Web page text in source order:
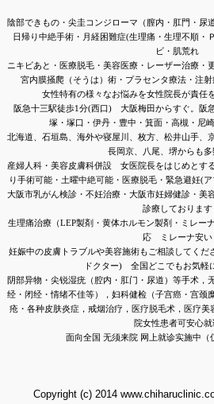
陰部できもの・尖圭コンジローマ（膣内・肛門・尿
日帰り中絶手術・月経困難症(生理痛・生理不順・
ビ・肌荒れ
ニキビあと・医療脱毛・美容医療・レーザー治療・
宮内膜掻爬（そうは）術・ プラセンタ療法・注
女性特有の様々なお悩みを女性院長が責任
阪急十三駅徒歩1分(西口) 大阪梅田からすぐ。阪
塚・塚口・伊丹・豊中・箕面・高槻・尼
北海道、石垣島、海外や寝屋川、枚方、松井山手、
長岡京、八尾、堺からも多
産婦人科・美容皮膚科併設 女医院長をはじめとす
り手術可能・土曜中絶可能・医療脱毛・緊急避妊(
大阪市乳がん検診・不妊治療・大阪市妊婦健診・美
診療しております
生理痛治療（LEP製剤・黄体ホルモン製剤・ミレー
応 ミレーナ安い
妊娠中の皮膚トラブルや美容施術もご相談してく
ドクター) 全国どこでもお気軽
阴部异物・尖锐湿疣（腔内 ・肛门・尿道）等手术，
经・闭经・情绪不佳等），妇科健检（子宫癌・宫颈
疮・各种皮肤炎症，戒烟治疗，医疗脱毛术，医疗
院女性患者可安心就
面向全国 无须来院 网上就诊实施中（
Copyright (c) 2014